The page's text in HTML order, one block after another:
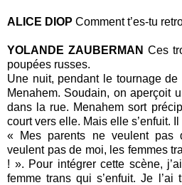
ALICE DIOP Comment t’es-tu
YOLANDE ZAUBERMAN Ces
poupées russes.
Une nuit, pendant le tournage de
Menahem. Soudain, on aperçoit
dans la rue. Menahem sort
court vers elle. Mais elle s’enfuit.
« Mes parents ne veulent pas
veulent pas de moi, les femmes
! ». Pour intégrer cette scène,
femme trans qui s’enfuit. Je l’ai